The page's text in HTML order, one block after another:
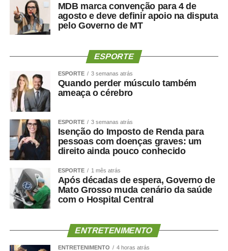
MDB marca convenção para 4 de
agosto e deve definir apoio na disputa
pelo Governo de MT
ESPORTE
ESPORTE 3 semanas atrás
Quando perder músculo também
ameaça o cérebro
ESPORTE 3 semanas atrás
Isenção do Imposto de Renda para
pessoas com doenças graves: um
direito ainda pouco conhecido
ESPORTE 1 mês atrás
Após décadas de espera, Governo de
Mato Grosso muda cenário da saúde
com o Hospital Central
ENTRETENIMENTO
ENTRETENIMENTO 4 horas atrás